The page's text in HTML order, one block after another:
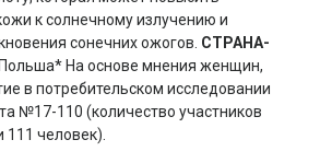
к солнечному излучению и
сонечних ожогов. СТРАНА-
Польша* На основе мнения женщин,
в потребительском исследовании
№17-110 (количество участников
111 человек).